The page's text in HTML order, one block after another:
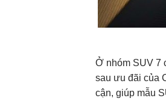
Ở nhóm SUV 7
sau ưu đãi của
cận, giúp mẫu